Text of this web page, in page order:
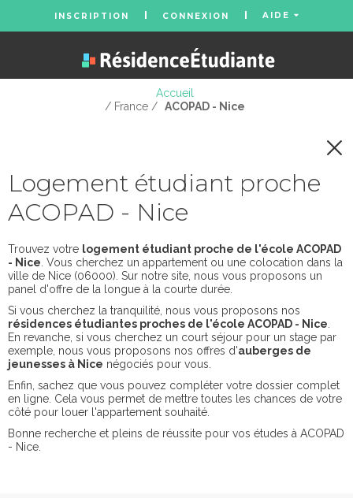
INSCRIPTION CONNEXION AIDE
Accueil
/ France / ACOPAD - Nice
Logement étudiant proche
ACOPAD - Nice
Trouvez votre logement étudiant proche de l'école ACOPAD
- Nice . Vous cherchez un appartement ou une colocation dans la
ville de Nice (06000). Sur notre site, nous vous proposons un
panel d'offre de la longue à la courte durée.
Si vous cherchez la tranquilité, nous vous proposons nos
résidences étudiantes proches de l'école ACOPAD - Nice
En revanche, si vous cherchez un court séjour pour un stage par
exemple, nous vous proposons nos offres d'auberges de
jeunesses à Nice négociés pour vous.
Enfin, sachez que vous pouvez compléter votre dossier complet
en ligne. Cela vous permet de mettre toutes les chances de votre
côté pour louer l'appartement souhaité.
Bonne recherche et pleins de réussite pour vos études à ACOPAD
- Nice.